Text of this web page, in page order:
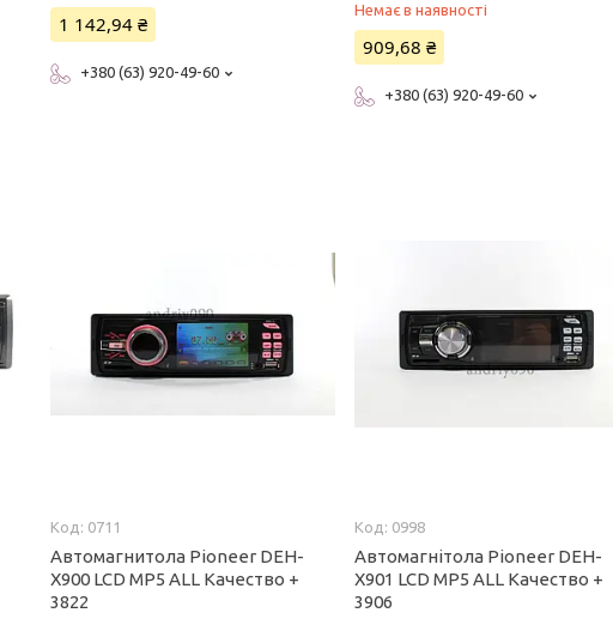
1 142,94 ₴
+380 (63) 920-49-60
Немає в наявності
909,68 ₴
+380 (63) 920-49-60
0711
Автомагнитола Pioneer DEH-
X900 LCD MP5 ALL Качество +
3822
0998
Автомагнітола Pioneer DEH-
X901 LCD MP5 ALL Качество +
3906